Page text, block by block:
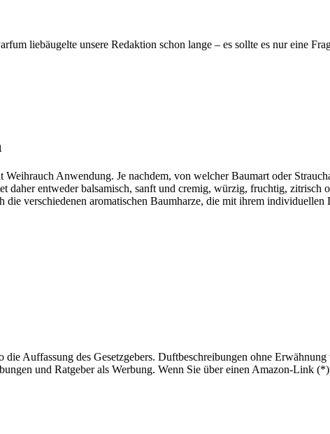
liebäugelte unsere Redaktion schon lange – es sollte es nur eine
Anwendung. Je nachdem, von welcher Baumart oder
entweder balsamisch, sanft und cremig, würzig, fruchtig, zitrisch
verschiedenen aromatischen Baumharze, die mit ihrem individuellen
Auffassung des Gesetzgebers. Duftbeschreibungen ohne
und Ratgeber als Werbung. Wenn Sie über einen Amazon-Link